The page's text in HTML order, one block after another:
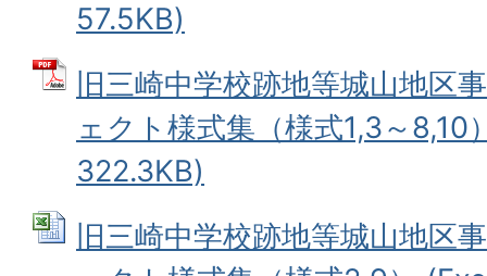
57.5KB)
旧三崎中学校跡地等城山地区
ェクト様式集（様式1,3～8,10
322.3KB)
旧三崎中学校跡地等城山地区